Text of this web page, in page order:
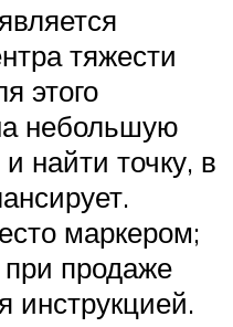
тяжести
этого
небольшую
найти точку, в
маркером;
продаже
инструкцией.